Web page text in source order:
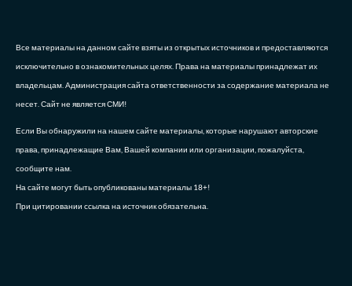
Все материалы на данном сайте взяты из открытых источников и предоставляются
исключительно в ознакомительных целях. Права на материалы принадлежат их
владельцам. Администрация сайта ответственности за содержание материала не
несет. Сайт не является СМИ!
Если Вы обнаружили на нашем сайте материалы, которые нарушают авторские
права, принадлежащие Вам, Вашей компании или организации, пожалуйста,
сообщите нам.
На сайте могут быть опубликованы материалы 18+!
При цитировании ссылка на источник обязательна.